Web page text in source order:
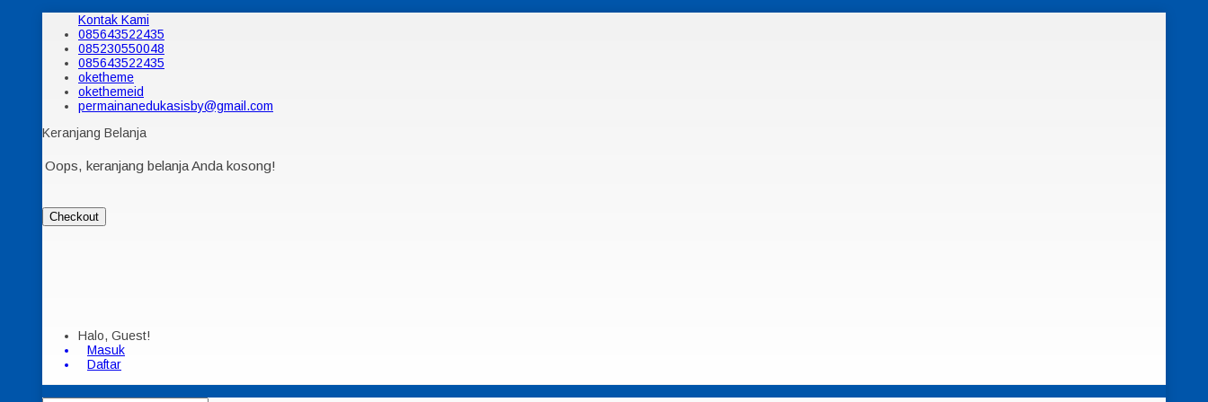
Kontak Kami
085643522435
085230550048
085643522435
oketheme
okethemeid
permainanedukasisby@gmail.com
Keranjang Belanja
Oops, keranjang belanja Anda kosong!
Checkout
Halo, Guest!
Masuk
Daftar